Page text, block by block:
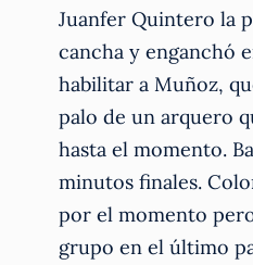
Juanfer Quintero la
cancha y enganchó
habilitar a Muñoz,
palo de un arquero
hasta el momento.
minutos finales.
por el momento
grupo en el último